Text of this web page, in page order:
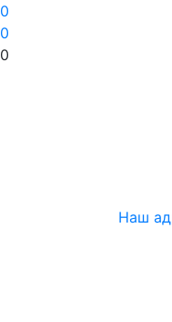
0
0
0
Наш